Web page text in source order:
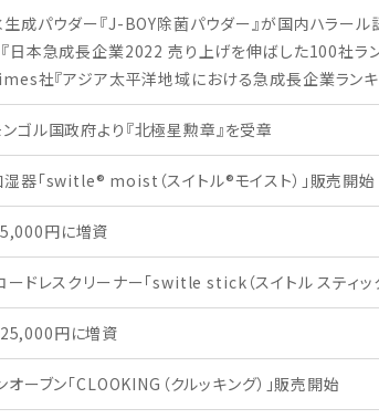
成パウダー『J-BOY除菌パウダー』が国内ハラール
日本急成長企業2022 売り上げを伸ばした100社ラ
社『アジア太平洋地域における急成長企業ランキ
ゴル国政府より『北極星勲章』を受章
器「switle®︎ moist（スイトル®︎モイスト）」販売開始
円に増資
ードレスクリーナー「switle stick（スイトル スティッ
円に増資
オーブン「CLOOKING（クルッキング）」販売開始